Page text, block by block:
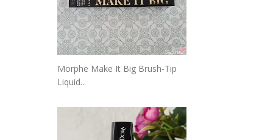
Morphe Make It Big Brush-Tip
Liquid...